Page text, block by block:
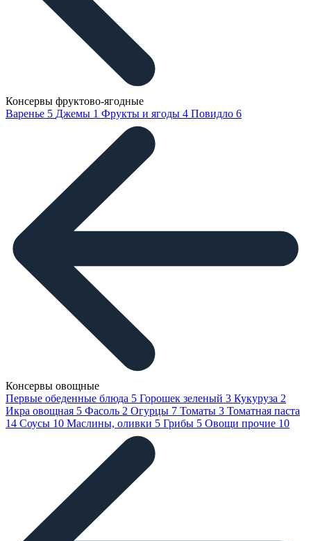
Консервы фруктово-ягодные
Варенье 5 Джемы 1 Фрукты и ягоды 4 Повидло 6
Консервы овощные
Первые обеденные блюда 5 Горошек зеленый 3 Кукуруза 2
Икра овощная 5 Фасоль 2 Огурцы 7 Томаты 3 Томатная паста
14 Соусы 10 Маслины, оливки 5 Грибы 5 Овощи прочие 10